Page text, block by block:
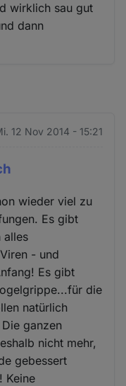
wirklich sau gut
dann
12 Nov 2014 - 15:21
wieder viel zu
Es gibt
alles
- und
Es gibt
die
natürlich
ganzen
nicht mehr,
gebessert
Keine